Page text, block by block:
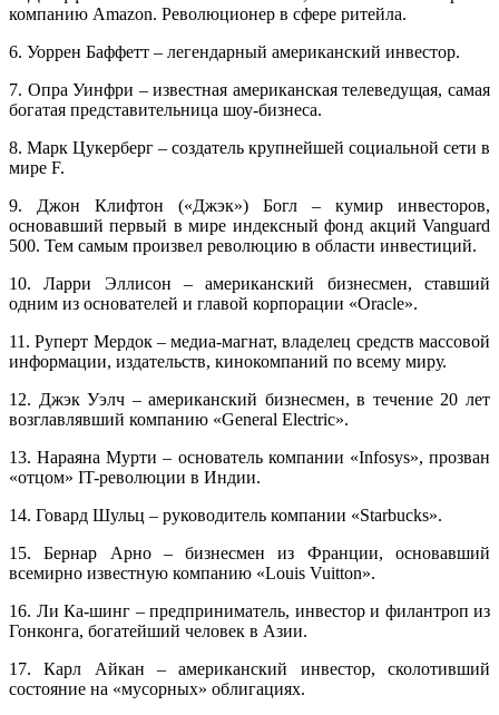
компанию Amazon. Революционер в сфере ритейла.
6. Уоррен Баффетт – легендарный американский инвестор.
7. Опра Уинфри – известная американская телеведущая, самая
богатая представительница шоу-бизнеса.
8. Марк Цукерберг – создатель крупнейшей социальной сети в
мире F.
9. Джон Клифтон («Джэк») Богл – кумир инвесторов,
основавший первый в мире индексный фонд акций Vanguard
500. Тем самым произвел революцию в области инвестиций.
10. Ларри Эллисон – американский бизнесмен, ставший
одним из основателей и главой корпорации «Oracle».
11. Руперт Мердок – медиа-магнат, владелец средств массовой
информации, издательств, кинокомпаний по всему миру.
12. Джэк Уэлч – американский бизнесмен, в течение 20 лет
возглавлявший компанию «General Electric».
13. Нараяна Мурти – основатель компании «Infosys», прозван
«отцом» IT-революции в Индии.
14. Говард Шульц – руководитель компании «Starbucks».
15. Бернар Арно – бизнесмен из Франции, основавший
всемирно известную компанию «Louis Vuitton».
16. Ли Ка-шинг – предприниматель, инвестор и филантроп из
Гонконга, богатейший человек в Азии.
17. Карл Айкан – американский инвестор, сколотивший
состояние на «мусорных» облигациях.